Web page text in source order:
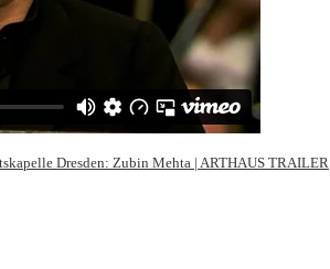
Dresden: Zubin Mehta | ARTHAUS TRAILER